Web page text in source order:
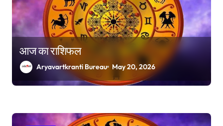
आज का राशिफल
Aryavartkranti Bureau May 20, 2026